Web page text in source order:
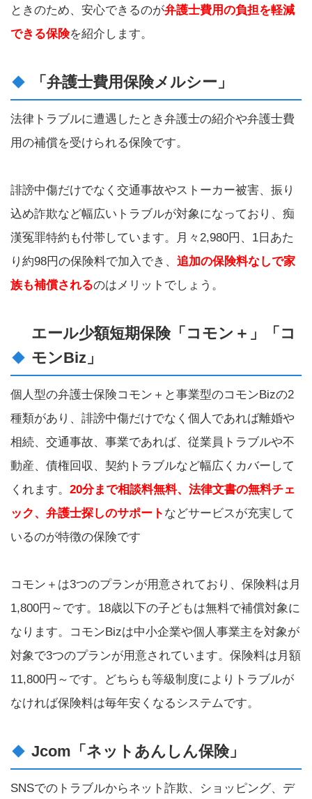
ときのため、安心できるのが弁護士費用の負担を軽減
できる保険を紹介します。
「弁護士費用保険メルシー」
法律トラブルに遭遇したとき弁護士の紹介や弁護士費
用の補償を受けられる保険です。
誹謗中傷だけでなく交通事故やストーカー被害、振り
込め詐欺など幅広いトラブルが対象になっており、痴
漢冤罪特約も付帯しています。月々2,980円、1日あた
り約98円の保険料で加入でき、 追加の保険料なしで家
族も補償されるのはメリットでしょう。
エール少額短期保険「コモン＋」「コ
モンBiz」
個人型の弁護士保険コモン＋と事業型のコモンBizの2
種類があり、誹謗中傷だけでなく個人であれば離婚や
相続、交通事故、事業であれば、従業員トラブルや不
動産、債権回収、契約トラブルなど幅広くカバーして
くれます。 20分まで相談料無料、法律文書の無料チェ
ック、弁護士探しのサポート などサービスが充実して
いるのが特徴の保険です
コモン＋は3つのプランが用意されており、保険料は月
1,800円～です。18歳以下の子どもは無料で補償対象に
なります。コモンBizは中小企業や個人事業主を対象が
対象で3つのプランが用意されています。保険料は月額
11,800円～です。どちらも等級制度によりトラブルが
なければ保険料は毎年安くなるシステムです。
Jcom「ネットあんしん保険」
SNSでのトラブルからネット詐欺、ショッピング、デ